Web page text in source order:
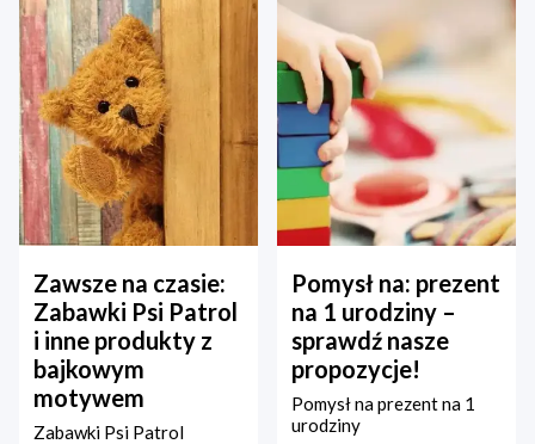
Zawsze na czasie:
Zabawki Psi Patrol
i inne produkty z
bajkowym
motywem
Zabawki Psi Patrol
Pomysł na: prezent
na 1 urodziny –
sprawdź nasze
propozycje!
Pomysł na prezent na 1
urodziny